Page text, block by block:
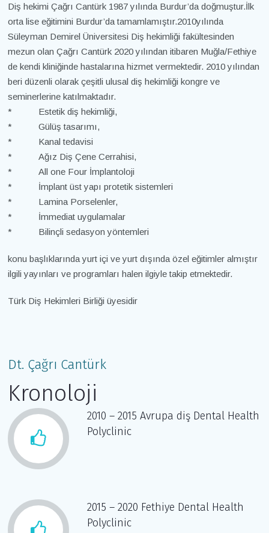
Diş hekimi Çağrı Cantürk 1987 yılında Burdur’da doğmuştur.İlk
orta lise eğitimini Burdur’da tamamlamıştır.2010yılında
Süleyman Demirel Üniversitesi Diş hekimliği fakültesinden
mezun olan Çağrı Cantürk 2020 yılından itibaren Muğla/Fethiye
de kendi kliniğinde hastalarına hizmet vermektedir. 2010 yılından
beri düzenli olarak çeşitli ulusal diş hekimliği kongre ve
seminerlerine katılmaktadır.
* Estetik diş hekimliği,
* Gülüş tasarımı,
* Kanal tedavisi
* Ağız Diş Çene Cerrahisi,
* All one Four İmplantoloji
* İmplant üst yapı protetik sistemleri
* Lamina Porselenler,
* İmmediat uygulamalar
* Bilinçli sedasyon yöntemleri
konu başlıklarında yurt içi ve yurt dışında özel eğitimler almıştır
ilgili yayınları ve programları halen ilgiyle takip etmektedir.
Türk Diş Hekimleri Birliği üyesidir
Dt. Çağrı Cantürk
Kronoloji
2010 – 2015 Avrupa diş Dental Health
Polyclinic
2015 – 2020 Fethiye Dental Health
Polyclinic